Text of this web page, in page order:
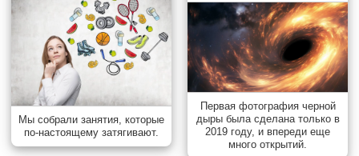
Мы собрали занятия, которые
по-настоящему затягивают.
Первая фотография черной
дыры была сделана только в
2019 году, и впереди еще
много открытий.